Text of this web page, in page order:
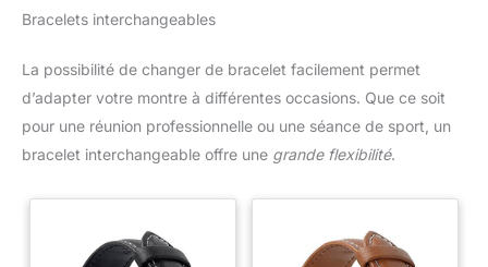
Bracelets interchangeables
La possibilité de changer de bracelet facilement permet
d’adapter votre montre à différentes occasions. Que ce soit
pour une réunion professionnelle ou une séance de sport, un
bracelet interchangeable offre une grande flexibilité.